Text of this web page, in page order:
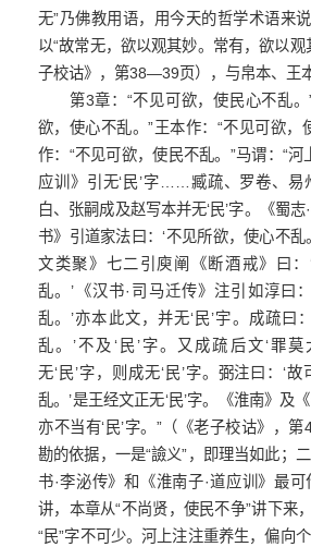
无”乃佛教用语，用今天的哲学术语来
以“故常无，欲以观其妙。常有，欲以观
子校诂》，第38—39页），与帛本、王
第3章：“不见可欲，使民心不乱。
欲，使心不乱。”王本作：“不见可欲，
作：“不见可欲，使民不乱。”马谓：“河
应训》引无‘民’字……臧疏、罗卷、易
白、张嗣成及赵写本并无‘民’字。《蜀
书》引道家法曰：‘不见所欲，使心不乱
文类聚》七二引庾阐《断酒戒》曰
乱。’《汉书·司马迁传》注引如淳曰
乱。’亦本此文，并无‘民’宇。成疏曰
乱。’不及‘民’字。又成疏后文‘罪
无‘民’字，则成无‘民’字。弼注曰：‘
乱。’是王经文正无‘民’字。《淮南》及
亦不当有‘民’字。”（《老子校诂》，
勘的依据，一是“譣义”，即理当如此；
书·李泌传》和《淮南子·道应训》最
讲，本章从“不尚贤，使民不争”讲下来
“民”字不可少。河上注注重养生，偏向